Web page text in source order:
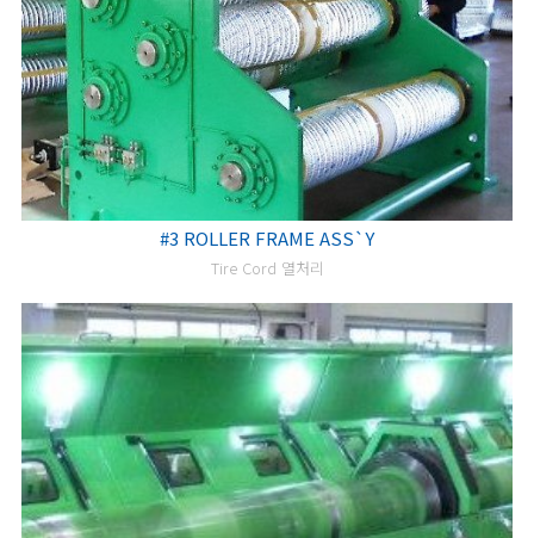
#3 ROLLER FRAME ASS`Y
Tire Cord 열처리